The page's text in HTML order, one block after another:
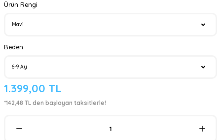
Ürün Rengi
Beden
1.399,00 TL
*142,48 TL den başlayan taksitlerle!